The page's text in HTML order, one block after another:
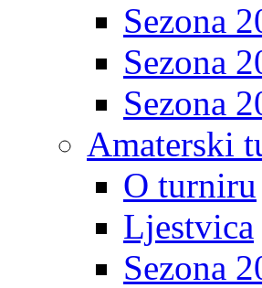
Sezona
Sezona
Sezona
Amaterski
O turniru
Ljestvica
Sezona